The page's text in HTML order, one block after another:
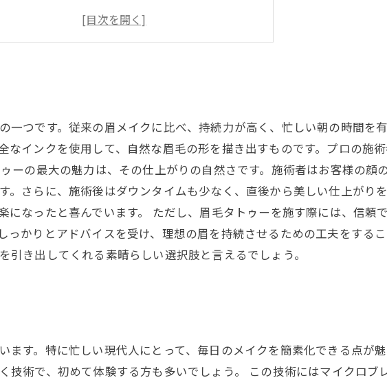
自然に仕上がるテクニックとは
フターケアで持続性を高める
つです。従来の眉メイクに比べ、持続力が高く、忙しい朝の時間を
インクを使用して、自然な眉毛の形を描き出すものです。プロの施
ーの最大の魅力は、その仕上がりの自然さです。施術者はお客様の顔
さらに、施術後はダウンタイムも少なく、直後から美しい仕上がり
なったと喜んでいます。 ただし、眉毛タトゥーを施す際には、信頼
かりとアドバイスを受け、理想の眉を持続させるための工夫をする
き出してくれる素晴らしい選択肢と言えるでしょう。
す。特に忙しい現代人にとって、毎日のメイクを簡素化できる点が
技術で、初めて体験する方も多いでしょう。 この技術にはマイクロブ